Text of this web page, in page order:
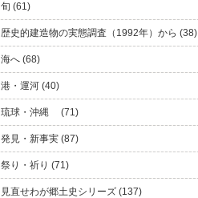
旬 (61)
歴史的建造物の実態調査（1992年）から (38)
海へ (68)
港・運河 (40)
琉球・沖縄 (71)
発見・新事実 (87)
祭り・祈り (71)
見直せわが郷土史シリーズ (137)